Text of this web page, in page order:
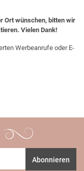
Ort wünschen, bitten wir
Vielen Dank!
Werbeanrufe oder E-
Abonnieren